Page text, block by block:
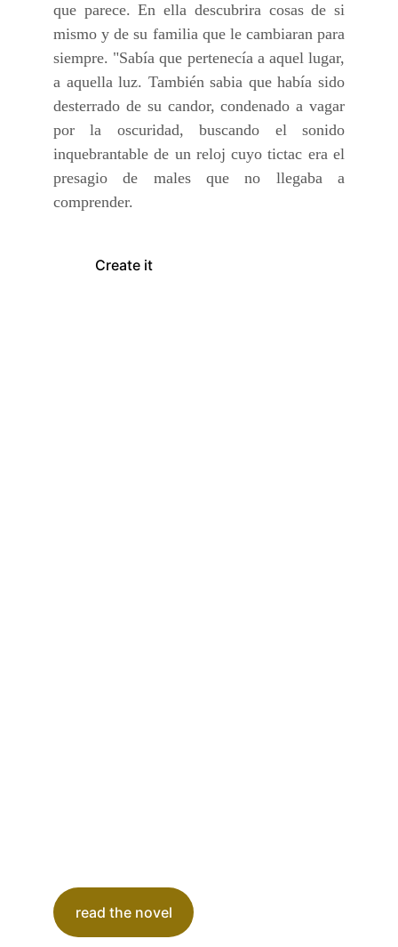
que parece. En ella descubrira cosas de si
mismo y de su familia que le cambiaran para
siempre. "Sabía que pertenecía a aquel lugar,
a aquella luz. También sabia que había sido
desterrado de su candor, condenado a vagar
por la oscuridad, buscando el sonido
inquebrantable de un reloj cuyo tictac era el
presagio de males que no llegaba a
comprender.
Create it
read the novel